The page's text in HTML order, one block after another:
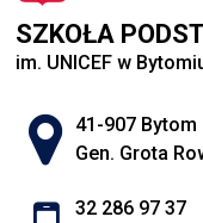
SZKOŁA
im. UNICEF w
Adres
41-907 Bytom
Gen. Grota
32 286 97 37